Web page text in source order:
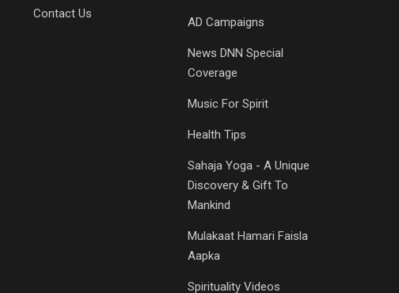
Contact Us
AD Campaigns
News DNN Special
Coverage
Music For Spirit
Health Tips
Sahaja Yoga - A Unique
Discovery & Gift To
Mankind
Mulakaat Hamari Faisla
Aapka
Spirituality Videos